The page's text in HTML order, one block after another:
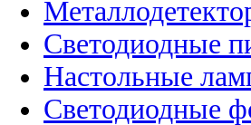
Светодиодные
Настольные
Светодиодные